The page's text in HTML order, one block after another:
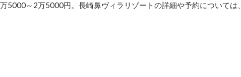
～2万5000円。長崎鼻ヴィラリゾートの詳細や予約については、